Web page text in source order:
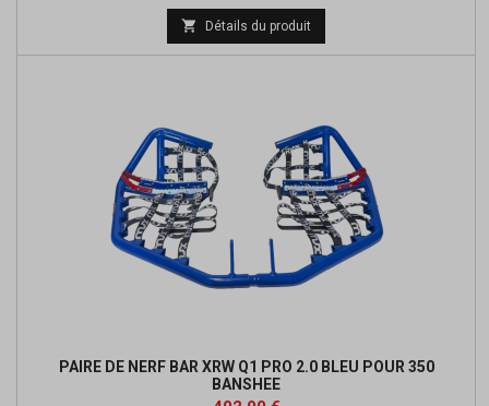
base
 Détails du produit
PAIRE DE NERF BAR XRW Q1 PRO 2.0 BLEU POUR 350
BANSHEE